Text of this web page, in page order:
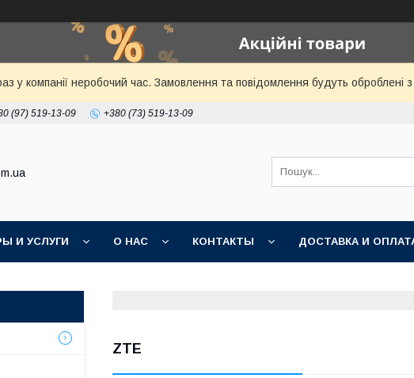
у компанії неробочий час. Замовлення та повідомлення будуть
(97) 519-13-09 +380 (73) 519-13-09
И УСЛУГИ О НАС КОНТАКТЫ ДОСТАВКА И
ZTE